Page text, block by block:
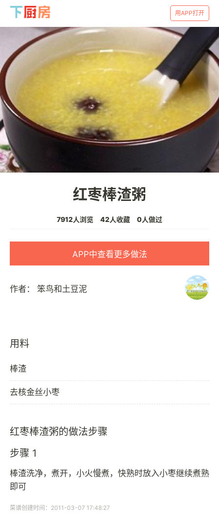
用APP打开
红枣棒渣粥
7912人浏览 42人收藏 0人做过
APP中查看更多做法
作者： 笨鸟和土豆泥
用料
棒渣
去核金丝小枣
红枣棒渣粥的做法步骤
步骤 1
棒渣洗净，煮开，小火慢煮，快熟时放入小枣继续煮熟
即可
菜谱创建时间：2011-03-07 17:48:27